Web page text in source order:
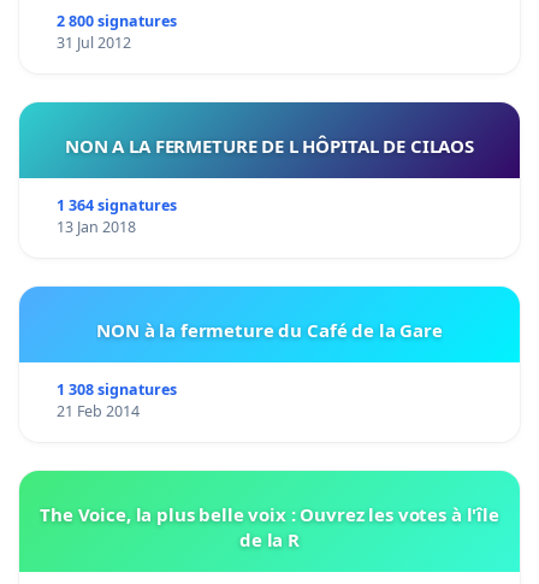
2 800 signatures
31 Jul 2012
NON A LA FERMETURE DE L HÔPITAL DE CILAOS
1 364 signatures
13 Jan 2018
NON à la fermeture du Café de la Gare
1 308 signatures
21 Feb 2014
The Voice, la plus belle voix : Ouvrez les votes à l'île
de la R